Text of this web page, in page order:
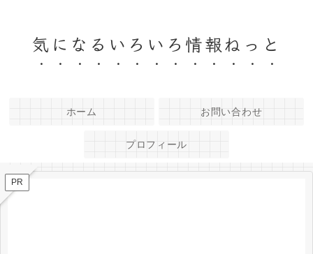
気になるいろいろ情報ねっと
ホーム お問い合わせ
プロフィール
PR